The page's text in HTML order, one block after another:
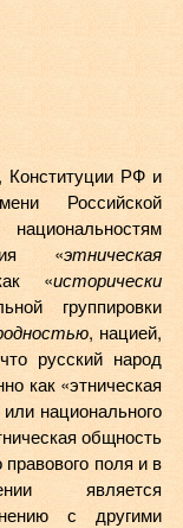
Конституции РФ и
Российской
«этническая
«исторически
группировки
, нацией,
русский народ
как «этническая
национального
общность
поля и в
является
с другими